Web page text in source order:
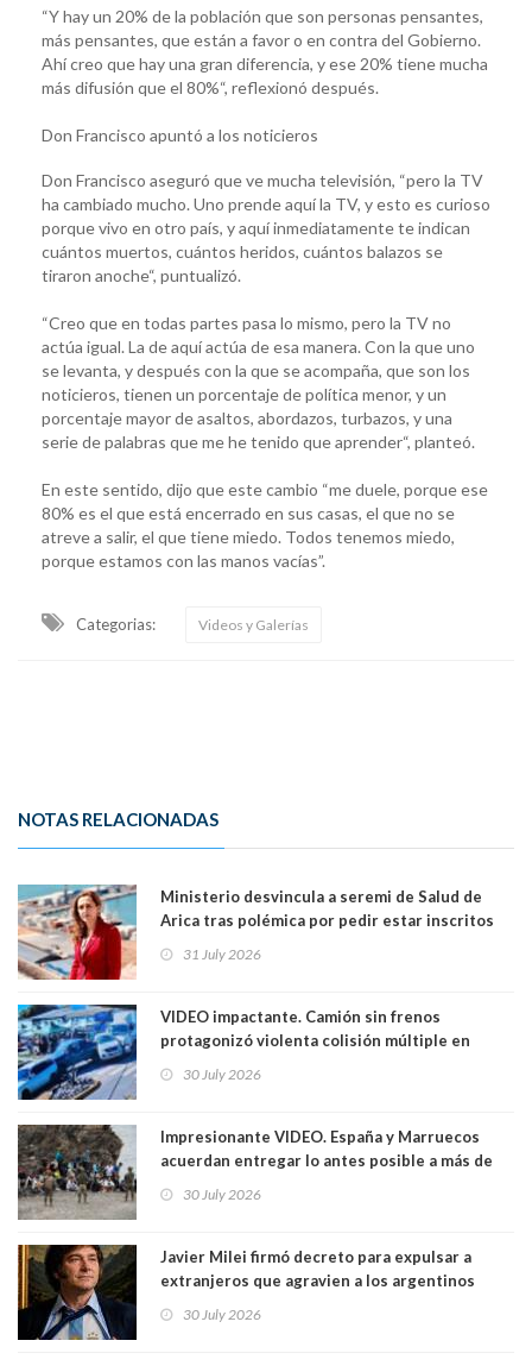
“Y hay un 20% de la población que son personas pensantes,
más pensantes, que están a favor o en contra del Gobierno.
Ahí creo que hay una gran diferencia, y ese 20% tiene mucha
más difusión que el 80%“, reflexionó después.
Don Francisco apuntó a los noticieros
Don Francisco aseguró que ve mucha televisión, “pero la TV
ha cambiado mucho. Uno prende aquí la TV, y esto es curioso
porque vivo en otro país, y aquí inmediatamente te indican
cuántos muertos, cuántos heridos, cuántos balazos se
tiraron anoche“, puntualizó.
“Creo que en todas partes pasa lo mismo, pero la TV no
actúa igual. La de aquí actúa de esa manera. Con la que uno
se levanta, y después con la que se acompaña, que son los
noticieros, tienen un porcentaje de política menor, y un
porcentaje mayor de asaltos, abordazos, turbazos, y una
serie de palabras que me he tenido que aprender“, planteó.
En este sentido, dijo que este cambio “me duele, porque ese
80% es el que está encerrado en sus casas, el que no se
atreve a salir, el que tiene miedo. Todos tenemos miedo,
porque estamos con las manos vacías”.
Categorias: Videos y Galerías
NOTAS RELACIONADAS
Ministerio desvincula a seremi de Salud de
Arica tras polémica por pedir estar inscritos
Ya son 29 seremis despedidos desde el 11 de
31 July 2026
VIDEO impactante. Camión sin frenos
protagonizó violenta colisión múltiple en
30 July 2026
Impresionante VIDEO. España y Marruecos
acuerdan entregar lo antes posible a más de
avalancha y de manera irregular a territorio
30 July 2026
Javier Milei firmó decreto para expulsar a
extranjeros que agravien a los argentinos
30 July 2026